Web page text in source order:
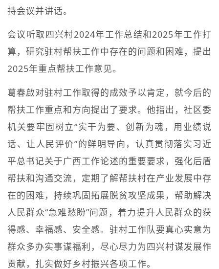
持会议并讲话。
会议听取四兴村2024年工作总结和2025年工作打
算，研究驻村帮扶工作中存在的问题和困难，提出
2025年重点帮扶工作意见。
葛春啟对驻村工作取得的成效予以肯定，就今后的
帮扶工作重点和方向提出了要求。他指出，社区委
机关要牢固树立“实干为要、创新为魂，用业绩说
话、让人民评价”的鲜明导向，认真贯彻落实习近
平总书记关于广西工作论述的重要要求，强化后盾
帮扶和沟通交流，定期了解帮扶村在产业发展中存
在的困难，持续巩固拓展脱贫攻坚成果，帮助解决
人民群众“急难愁盼”问题，着力提升人民群众的获
得感、幸福感、安全感。驻村工作队要真心实意为
群众多办实事谋福利，尽心尽力为四兴村谋发展作
贡献，扎实做好乡村振兴各项工作。